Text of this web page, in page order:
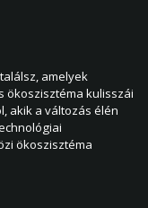
amelyek
ökoszisztéma kulisszái
akik a változás élén
ökoszisztéma